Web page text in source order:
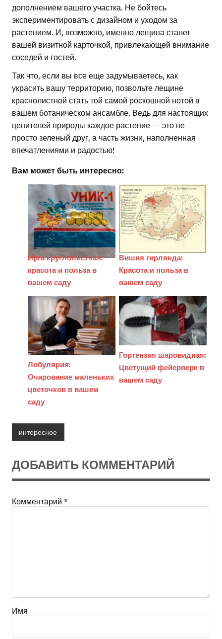
дополнением вашего участка. Не бойтесь
экспериментировать с дизайном и уходом за
растением. И, возможно, именно лещина станет
вашей визитной карточкой, привлекающей внимание
соседей и гостей.
Так что, если вы все еще задумываетесь, как
украсить вашу территорию, позвольте лещине
краснолистной стать той самой роскошной нотой в
вашем ботаническом ансамбле. Ведь для настоящих
ценителей природы каждое растение — это не
просто зеленый друг, а часть жизни, наполненная
впечатлениями и радостью!
Вам может быть интересно:
Ирга круглолистная:
красота и польза в
вашем саду
Вишня гирлянда:
Красота и польза в
вашем саду
Лобулярия:
Очарование маленьких
цветочков в вашем
саду
Гортензия шаровидная:
Цветущий фейерверк в
вашем саду
интересное
ДОБАВИТЬ КОММЕНТАРИЙ
Комментарий *
Имя